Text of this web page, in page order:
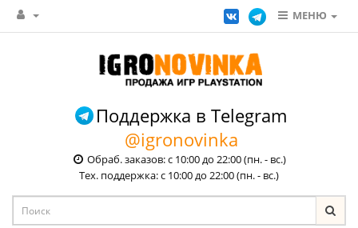
МЕНЮ
Поддержка в Telegram
@igronovinka
Обраб. заказов: с 10:00 до 22:00 (пн. - вс.)
Тех. поддержка: с 10:00 до 22:00 (пн. - вс.)